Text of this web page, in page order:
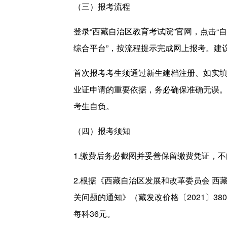
（三）报考流程
登录“西藏自治区教育考试院”官网，点击“
综合平台”，按流程提示完成网上报考。
首次报考考生须通过新生建档注册、如实
业证申请的重要依据，务必确保准确无误
考生自负。
（四）报考须知
1.缴费后务必截图并妥善保留缴费凭证，
2.根据《西藏自治区发展和改革委员会 西
关问题的通知》（藏发改价格〔2021〕
每科36元。